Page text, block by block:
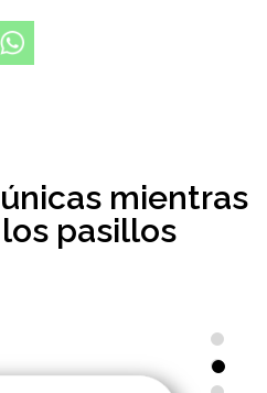
mientras
pasillos